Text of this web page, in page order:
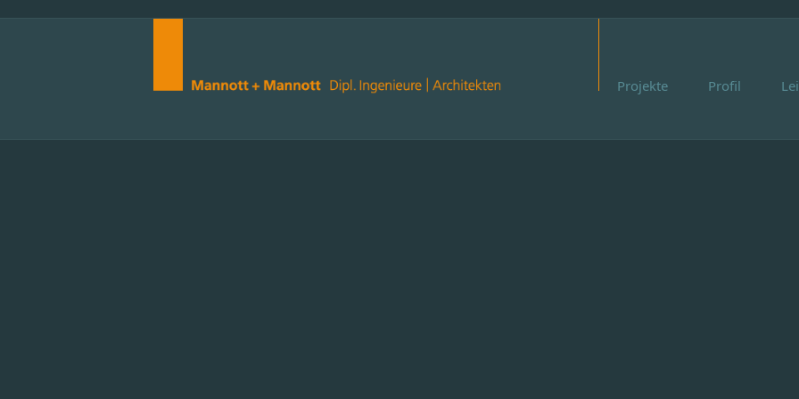
Projekte Profil